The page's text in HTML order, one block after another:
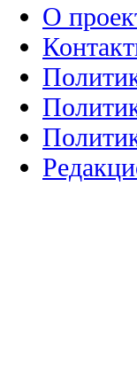
О